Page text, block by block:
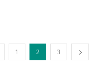
1 2 3